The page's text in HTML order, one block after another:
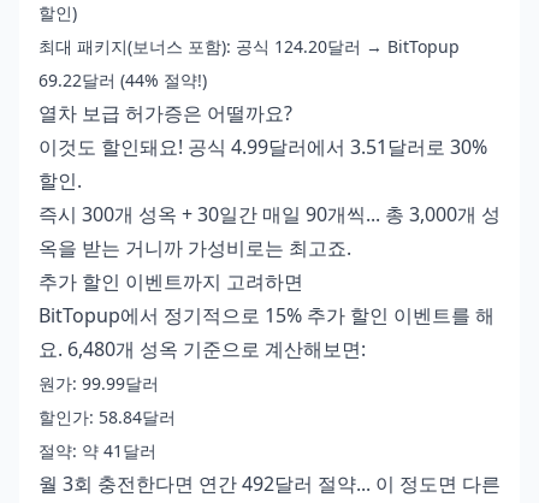
할인)
최대 패키지(보너스 포함): 공식 124.20달러 → BitTopup
69.22달러 (44% 절약!)
열차 보급 허가증은 어떨까요?
이것도 할인돼요! 공식 4.99달러에서 3.51달러로 30%
할인.
즉시 300개 성옥 + 30일간 매일 90개씩... 총 3,000개 성
옥을 받는 거니까 가성비로는 최고죠.
추가 할인 이벤트까지 고려하면
BitTopup에서 정기적으로 15% 추가 할인 이벤트를 해
요. 6,480개 성옥 기준으로 계산해보면:
원가: 99.99달러
할인가: 58.84달러
절약: 약 41달러
월 3회 충전한다면 연간 492달러 절약... 이 정도면 다른